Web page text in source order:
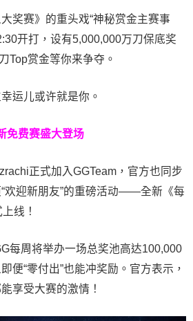
奖赛》的重头戏“神秘赏金主赛事
开打，设有5,000,000万刀保底奖
Top赏金等你来争夺。
运儿或许就是你。
免费赛盛大登场
正式加入GGTeam，官方也同步
欢迎新朋友”的重磅活动——全新《每
线！
每周将举办一场总奖池高达100,000
便“零付出”也能冲奖励。官方表示，
享受大赛的激情！